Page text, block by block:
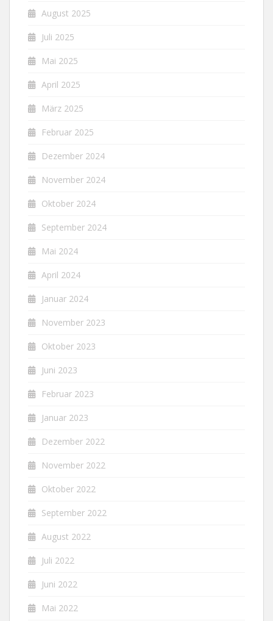
August 2025
Juli 2025
Mai 2025
April 2025
März 2025
Februar 2025
Dezember 2024
November 2024
Oktober 2024
September 2024
Mai 2024
April 2024
Januar 2024
November 2023
Oktober 2023
Juni 2023
Februar 2023
Januar 2023
Dezember 2022
November 2022
Oktober 2022
September 2022
August 2022
Juli 2022
Juni 2022
Mai 2022